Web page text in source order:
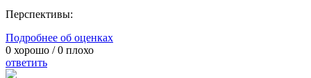
Перспективы:
Подробнее об оценках
0 хорошо /0 плохо
ответить